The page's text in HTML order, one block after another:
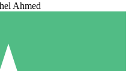
Ahmed